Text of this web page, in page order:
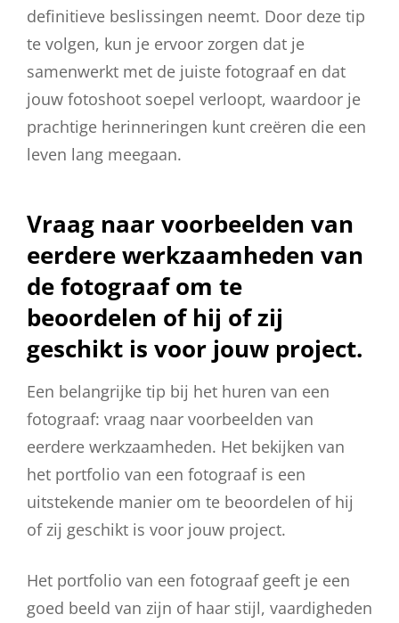
definitieve beslissingen neemt. Door deze tip
te volgen, kun je ervoor zorgen dat je
samenwerkt met de juiste fotograaf en dat
jouw fotoshoot soepel verloopt, waardoor je
prachtige herinneringen kunt creëren die een
leven lang meegaan.
Vraag naar voorbeelden van
eerdere werkzaamheden van
de fotograaf om te
beoordelen of hij of zij
geschikt is voor jouw project.
Een belangrijke tip bij het huren van een
fotograaf: vraag naar voorbeelden van
eerdere werkzaamheden. Het bekijken van
het portfolio van een fotograaf is een
uitstekende manier om te beoordelen of hij
of zij geschikt is voor jouw project.
Het portfolio van een fotograaf geeft je een
goed beeld van zijn of haar stijl, vaardigheden